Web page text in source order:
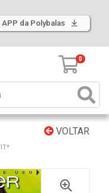
APP da Polybalas
0
VOLTAR